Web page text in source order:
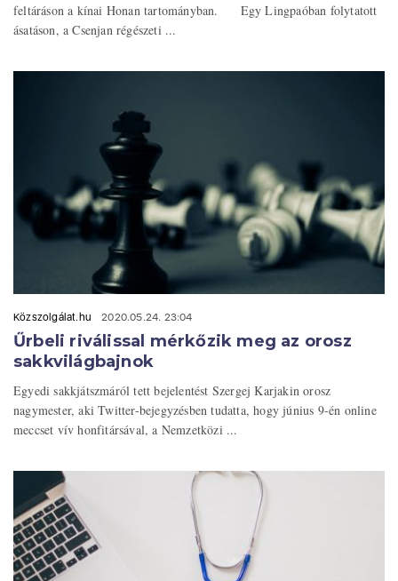
feltáráson a kínai Honan tartományban. Egy Lingpaóban folytatott
ásatáson, a Csenjan régészeti ...
Közszolgálat.hu 2020.05.24. 23:04
Űrbeli riválissal mérkőzik meg az orosz
sakkvilágbajnok
Egyedi sakkjátszmáról tett bejelentést Szergej Karjakin orosz
nagymester, aki Twitter-bejegyzésben tudatta, hogy június 9-én online
meccset vív honfitársával, a Nemzetközi ...